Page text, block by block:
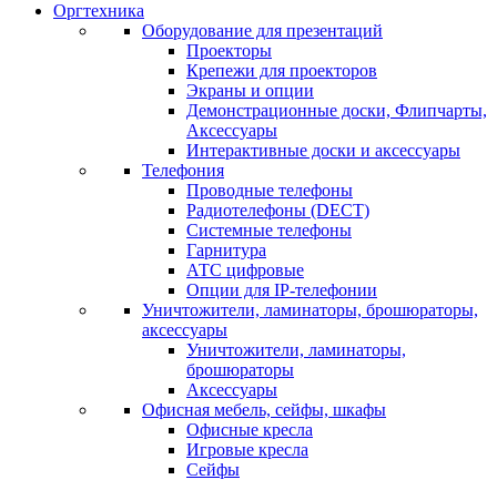
Оргтехника
Оборудование для презентаций
Проекторы
Крепежи для проекторов
Экраны и опции
Демонстрационные доски, Флипчарты,
Аксессуары
Интерактивные доски и аксессуары
Телефония
Проводные телефоны
Радиотелефоны (DECT)
Системные телефоны
Гарнитура
АТС цифровые
Опции для IP-телефонии
Уничтожители, ламинаторы, брошюраторы,
аксессуары
Уничтожители, ламинаторы,
брошюраторы
Аксессуары
Офисная мебель, сейфы, шкафы
Офисные кресла
Игровые кресла
Сейфы